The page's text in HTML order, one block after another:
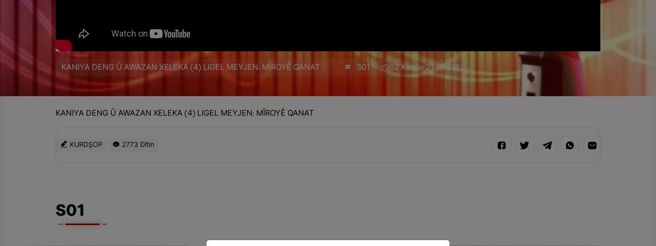
KANIYA DENG Û AWAZAN XELEKA (4) LIGEL MEYJEN: MÎROYÊ QANAT S01 02 Kanûn 21:00 EBL
KANIYA DENG Û AWAZAN XELEKA (4) LIGEL MEYJEN: MÎROYÊ QANAT
KURDŞOP 2773 Dîtin
S01